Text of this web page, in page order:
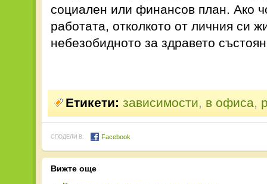
социален или финансов план. Ако
работата, отколкото от личния си
небезобидното за здравето
Етикети: зависимости, в офиса,
СПОДЕЛИ В: Facebook
Вижте още